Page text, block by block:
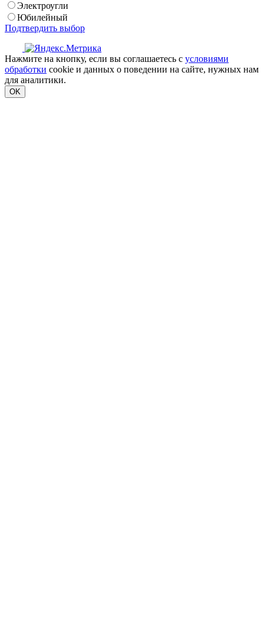
Электроугли
Юбилейный
Подтвердить выбор
Нажмите на кнопку, если вы соглашаетесь с условиями
обработки cookie и данных о поведении на сайте, нужных нам
для аналитики.
OK